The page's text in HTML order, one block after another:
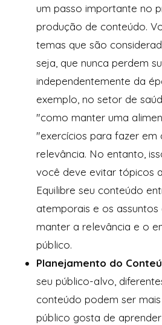
um passo importante no
produção de conteúdo.
temas que são
seja, que nunca perdem
independentemente da
exemplo, no setor de
"como manter uma
"exercícios para fazer
relevância. No entanto,
você deve evitar tópicos
Equilibre seu conteúdo
atemporais e os
manter a relevância e o
público.
Planejamento do
seu público-alvo,
conteúdo podem ser
público gosta de